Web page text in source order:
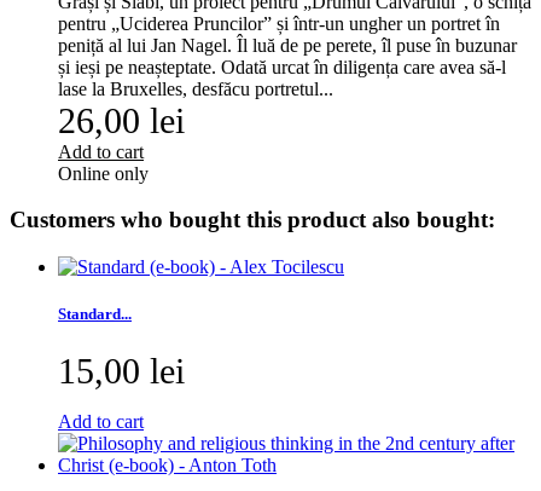
pentru „Uciderea Pruncilor” și într-un ungher un portret în
peniță al lui Jan Nagel. Îl luă de pe perete, îl puse în buzunar
și ieși pe neașteptate. Odată urcat în diligența care avea să-l
lase la Bruxelles, desfăcu portretul...
26,00 lei
Add to cart
Online only
Customers who bought this product also bought:
Standard...
15,00 lei
Add to cart